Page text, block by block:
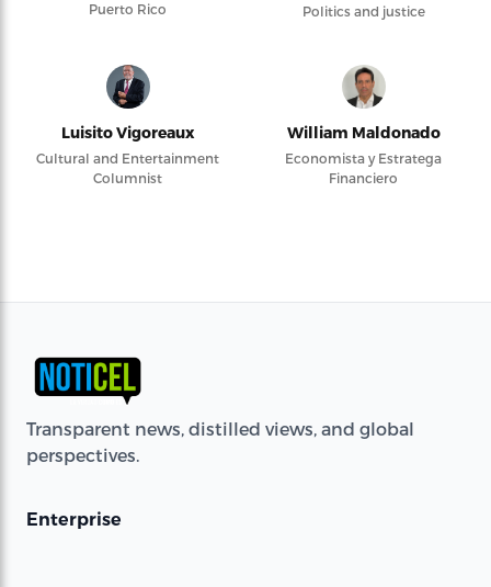
Puerto Rico
Politics and justice
Luisito Vigoreaux
Cultural and Entertainment
Columnist
William Maldonado
Economista y Estratega
Financiero
Transparent news, distilled views, and global
perspectives.
Enterprise